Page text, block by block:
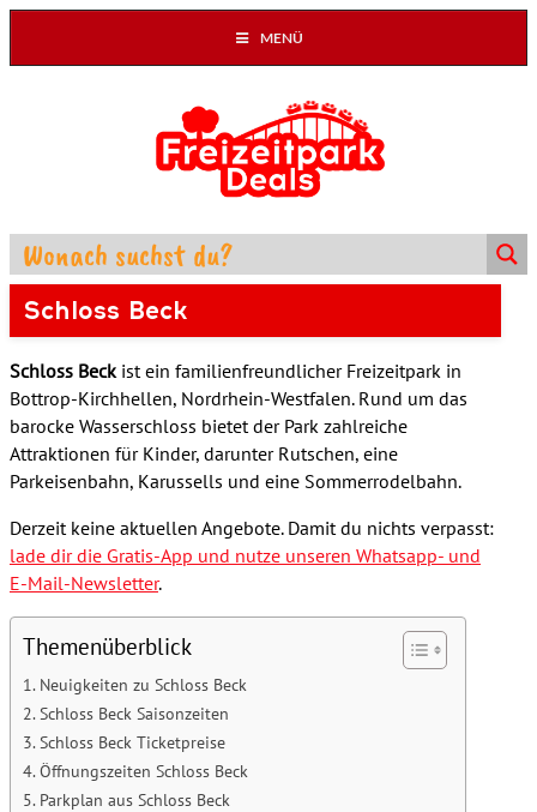
MENÜ
Schloss Beck
Schloss Beck ist ein familienfreundlicher Freizeitpark in
Bottrop-Kirchhellen, Nordrhein-Westfalen. Rund um das
barocke Wasserschloss bietet der Park zahlreiche
Attraktionen für Kinder, darunter Rutschen, eine
Parkeisenbahn, Karussells und eine Sommerrodelbahn.
Derzeit keine aktuellen Angebote. Damit du nichts verpasst:
lade dir die Gratis-App und nutze unseren Whatsapp- und
E-Mail-Newsletter.
Themenüberblick
Neuigkeiten zu Schloss Beck
Schloss Beck Saisonzeiten
Schloss Beck Ticketpreise
Öffnungszeiten Schloss Beck
Parkplan aus Schloss Beck